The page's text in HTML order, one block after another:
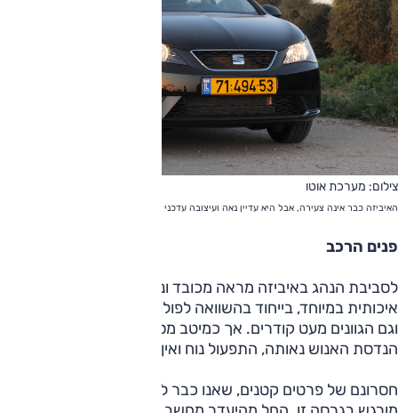
צילום: מערכת אוטו
האיביזה כבר אינה צעירה, אבל היא עדיין נאה ועיצובה עדכני
פנים הרכב
לסביבת הנהג באיביזה מראה מכובד ונעים. הפלסטיקה אינה
איכותית במיוחד, בייחוד בהשוואה לפולו, האחות מבית פולקסווגן,
וגם הגוונים מעט קודרים. אך כמיטב מסורת קונצרן פולקסווגן
הנדסת האנוש נאותה, התפעול נוח ואין כאן פרטים מעליבים.
חסרונם של פרטים קטנים, שאנו כבר לוקחים כברור מאליו,